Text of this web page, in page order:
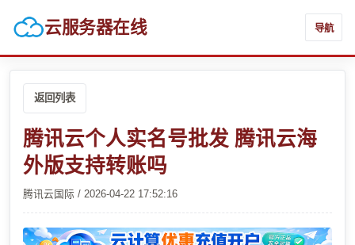
云服务器在线 导航
返回列表
腾讯云个人实名号批发 腾讯云海
外版支持转账吗
腾讯云国际 / 2026-04-22 17:52:16